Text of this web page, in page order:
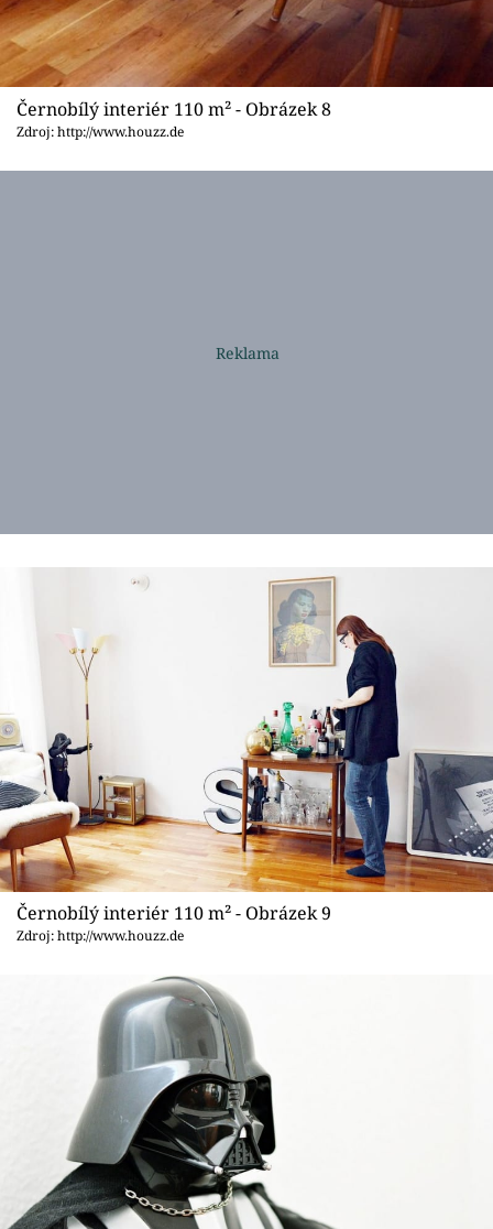
Černobílý interiér 110 m² - Obrázek 8
Zdroj: http://www.houzz.de
Černobílý interiér 110 m² - Obrázek 9
Zdroj: http://www.houzz.de